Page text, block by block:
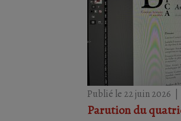
Publié le 22 juin 2026
Parution du